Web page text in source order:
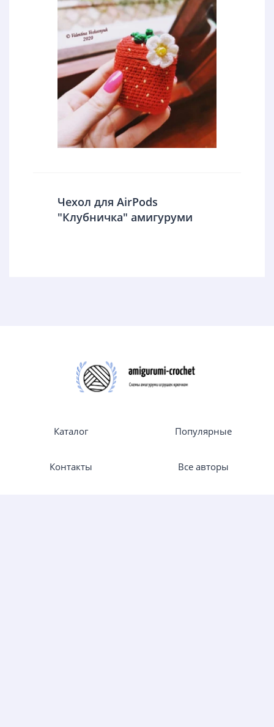
Чехол для AirPods
"Клубничка" амигуруми
Каталог Популярные
Контакты Все авторы